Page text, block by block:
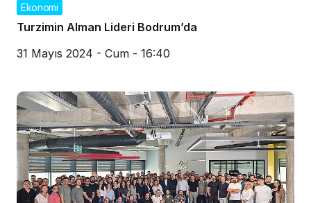
Ekonomi
Turzimin Alman Lideri Bodrum’da
31 Mayıs 2024 - Cum - 16:40